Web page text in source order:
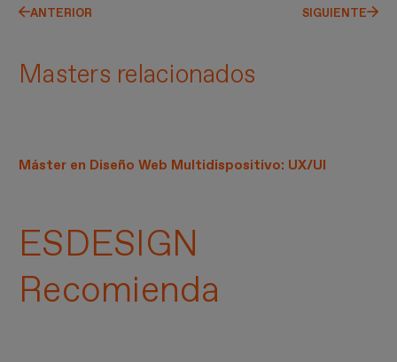
ANTERIOR SIGUIENTE
Masters relacionados
Máster en Diseño Web Multidispositivo: UX/UI
ESDESIGN
Recomienda